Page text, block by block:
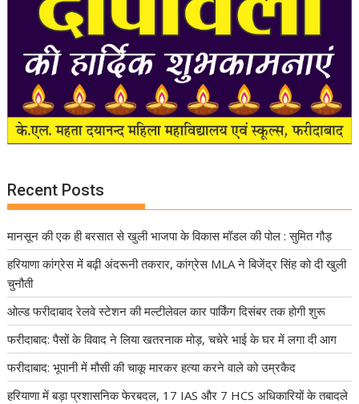
Recent Posts
मानसून की एक ही बरसात से खुली भाजपा के विकास मॉडल की पोल : सुमित गौड़
हरियाणा कांग्रेस में बढ़ी अंदरूनी तकरार, कांग्रेस MLA ने बिजेंद्र सिंह को दी खुली
चुनौती
ओल्ड फरीदाबाद रेलवे स्टेशन की मल्टीलेवल कार पार्किंग दिसंबर तक होगी शुरू
फरीदाबाद: पैसों के विवाद ने लिया खतरनाक मोड़, चचेरे भाई के घर में लगा दी आग
फरीदाबाद: भूपानी में मौसी की चाकू मारकर हत्या करने वाले को उम्रकैद
हरियाणा में बड़ा प्रशासनिक फेरबदल, 17 IAS और 7 HCS अधिकारियों के तबादले